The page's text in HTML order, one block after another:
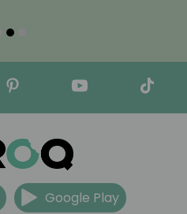
Google Play